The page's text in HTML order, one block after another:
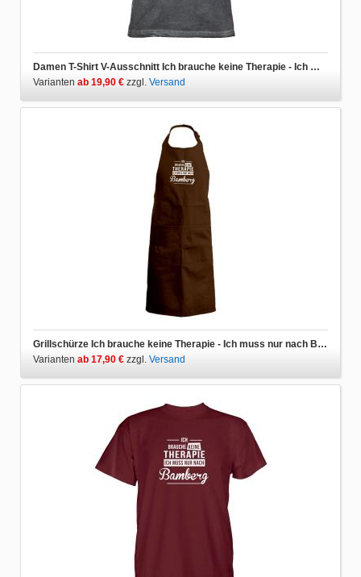
Damen T-Shirt V-Ausschnitt Ich brauche keine Therapie - Ich muss nur nach Bamberg
Varianten ab 19,90 € zzgl. Versand
Grillschürze Ich brauche keine Therapie - Ich muss nur nach Bamberg
Varianten ab 17,90 € zzgl. Versand